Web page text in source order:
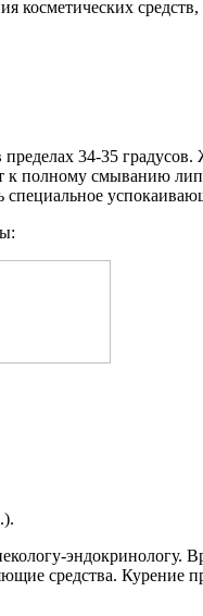
косметических
34-35
смыванию
средства. Курение